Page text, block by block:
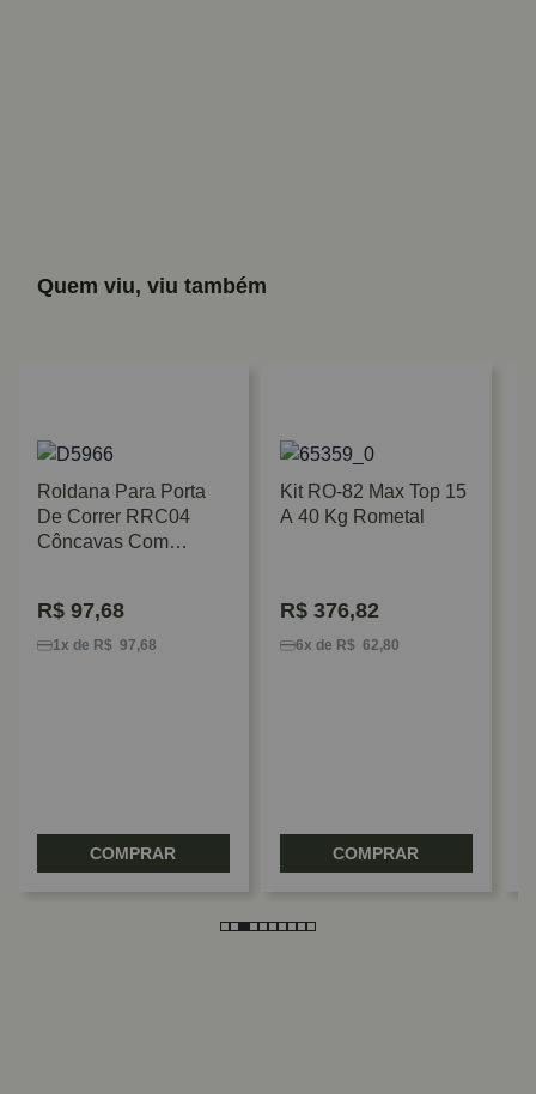
Quem viu, viu também
Roldana Para Porta
De Correr RRC04
Côncavas Com
R$ 97,68
1x de R$ 97,68
COMPRAR
Kit RO-82 Max Top 15
A 40 Kg Rometal
R$ 376,82
6x de R$ 62,80
COMPRAR